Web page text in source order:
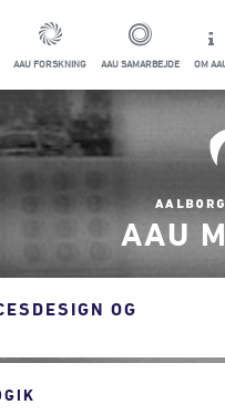
AAU FORSKNING AAU SAMARBEJDE OM
AAU
OG